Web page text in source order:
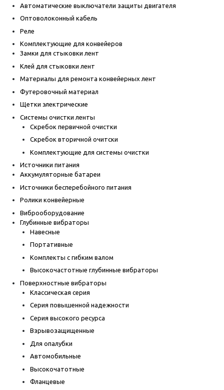
Автоматические выключатели защиты двигателя
Оптоволоконный кабель
Реле
Комплектующие для конвейеров
Замки для стыковки лент
Клей для стыковки лент
Материалы для ремонта конвейерных лент
Футеровочный материал
Щетки электрические
Системы очистки ленты
Скребок первичной очистки
Скребок вторичной очитски
Комплектующие для системы очистки
Источники питания
Аккумуляторные батареи
Источники бесперебойного питания
Ролики конвейерные
Виброоборудование
Глубинные вибраторы
Навесные
Портативные
Комплекты с гибким валом
Высокочастотные глубинные вибраторы
Поверхностные вибраторы
Классическая серия
Серия повышенной надежности
Серия высокого ресурса
Взрывозащищенные
Для опалубки
Автомобильные
Высокочатотные
Фланцевые